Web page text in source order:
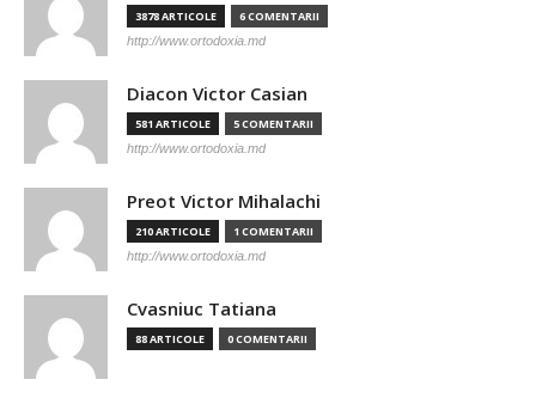
3878 ARTICOLE 6 COMENTARII
http://www.ortodoxia.md
Diacon Victor Casian
581 ARTICOLE 5 COMENTARII
http://www.ortodoxia.md
Preot Victor Mihalachi
210 ARTICOLE 1 COMENTARII
http://www.ortodoxia.md
Cvasniuc Tatiana
88 ARTICOLE 0 COMENTARII